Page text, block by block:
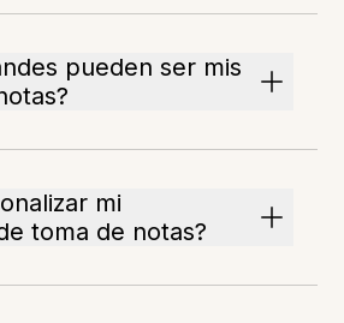
pueden ser mis
mi
toma de notas?